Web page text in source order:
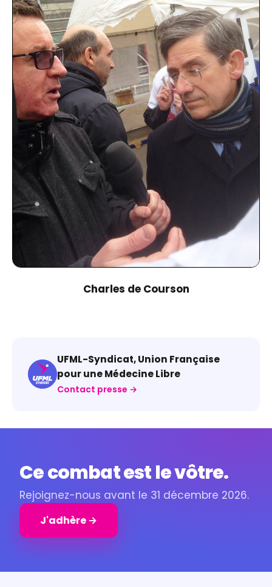
Charles de Courson
UFML-Syndicat, Union Française
pour une Médecine Libre
Contact presse →
Ce combat est le vôtre.
Rejoignez-nous avant le 31 décembre 2026.
J'adhère →